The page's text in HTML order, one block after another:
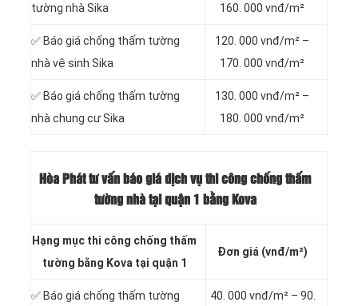
tường nhà Sika
160. 000 vnđ/m²
✅ Báo giá chống thấm tường
nhà vệ sinh Sika
120. 000 vnđ/m² –
170. 000 vnđ/m²
✅ Báo giá chống thấm tường
nhà chung cư Sika
130. 000 vnđ/m² –
180. 000 vnđ/m²
Hòa Phát tư vấn báo giá dịch vụ thi công chống thấm
tường nhà tại quận 1 bằng Kova
Hạng mục thi công chống thấm
tường bằng Kova tại quận 1
Đơn giá (vnđ/m²)
✅ Báo giá chống thấm tường
40. 000 vnđ/m² – 90.